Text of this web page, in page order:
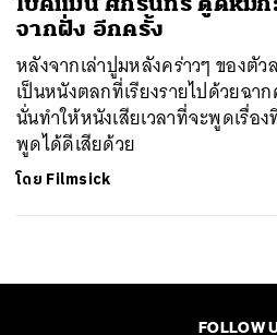
จากฝั่ง อีกครั้ง
หลังจากเล่าปูมหลังคร่าวๆ ของตั
เป็นหนังตลกที่เรียงรายไปด้วยฉ
นั่นทำให้หนังเสียเวลาที่จะพูดเรื่อ
พูดได้ดีเสียด้วย
โดย Filmsick
FOLLOW